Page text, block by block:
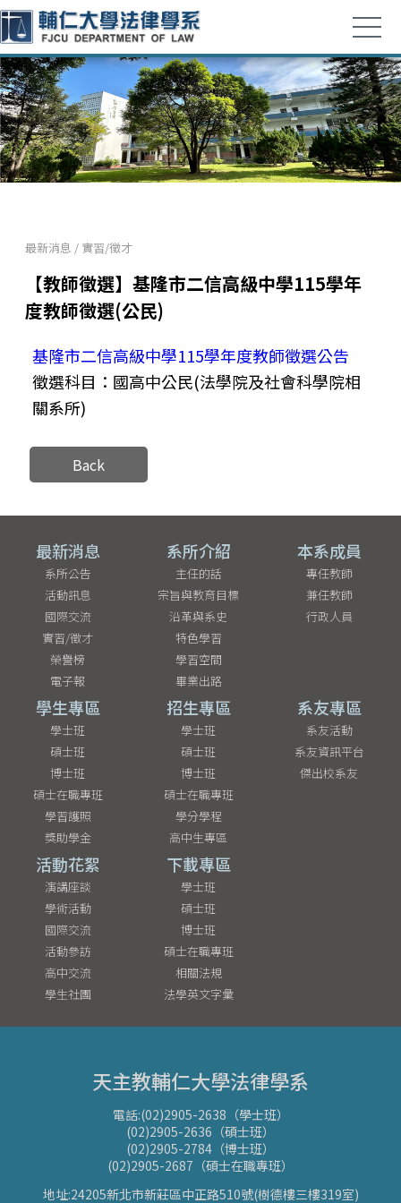
最新消息 / 實習/徵才
【教師徵選】基隆市二信高級中學115學年
度教師徵選(公民)
基隆市二信高級中學115學年度教師徵選公告
徵選科目：國高中公民(法學院及社會科學院相
關系所)
Back
最新消息
系所公告
活動訊息
國際交流
實習/徵才
榮譽榜
電子報
系所介紹
主任的話
宗旨與教育目標
沿革與系史
特色學習
學習空間
畢業出路
本系成員
專任教師
兼任教師
行政人員
學生專區
學士班
碩士班
博士班
碩士在職專班
學習護照
獎助學金
招生專區
學士班
碩士班
博士班
碩士在職專班
學分學程
高中生專區
系友專區
系友活動
系友資訊平台
傑出校系友
活動花絮
演講座談
學術活動
國際交流
活動參訪
高中交流
學生社團
下載專區
學士班
碩士班
博士班
碩士在職專班
相關法規
法學英文字彙
天主教輔仁大學法律學系
電話:(02)2905-2638（學士班）
(02)2905-2636（碩士班）
(02)2905-2784（博士班）
(02)2905-2687（碩士在職專班）
地址:24205新北市新莊區中正路510號(樹德樓三樓319室)